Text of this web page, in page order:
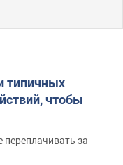
типичных
чтобы
за